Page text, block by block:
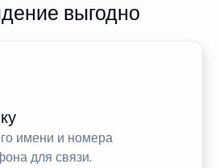
выгодно
имени и номера
для связи.